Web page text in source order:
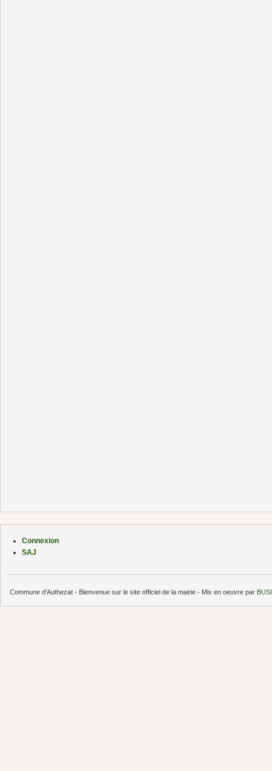
Connexion
SAJ
Commune d'Authezat - Bienvenue sur le site officiel de la mairie - Mis en oeuvre par